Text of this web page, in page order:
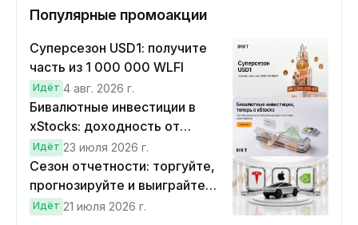
Популярные промоакции
Суперсезон USD1: получите
часть из 1 000 000 WLFI
Идёт 4 авг. 2026 г.
Бивалютные инвестиции в
xStocks: доходность от
прогнозов
Идёт 23 июля 2026 г.
Сезон отчетности: торгуйте,
прогнозируйте и выиграйте
Cybertruck!
Идёт 21 июля 2026 г.